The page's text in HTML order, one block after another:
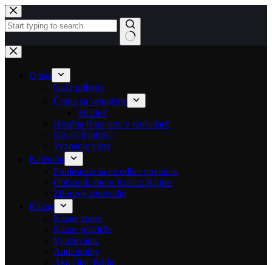
Skip to content
No results
O nás
Naše príbehy
Čomu sa venujeme
Mládež
História Baptistov v Košiciach
Kto sú baptisti?
Vyznanie viery
Kalendár
Prihlásenie sa na odber noviniek
Občasník zboru Košice Baptist
Zborový spravodaj
Kázne
Kázne zboru
Kázne mládeže
Vyučovanie
Audioknihy
Ako čítať Bibliu